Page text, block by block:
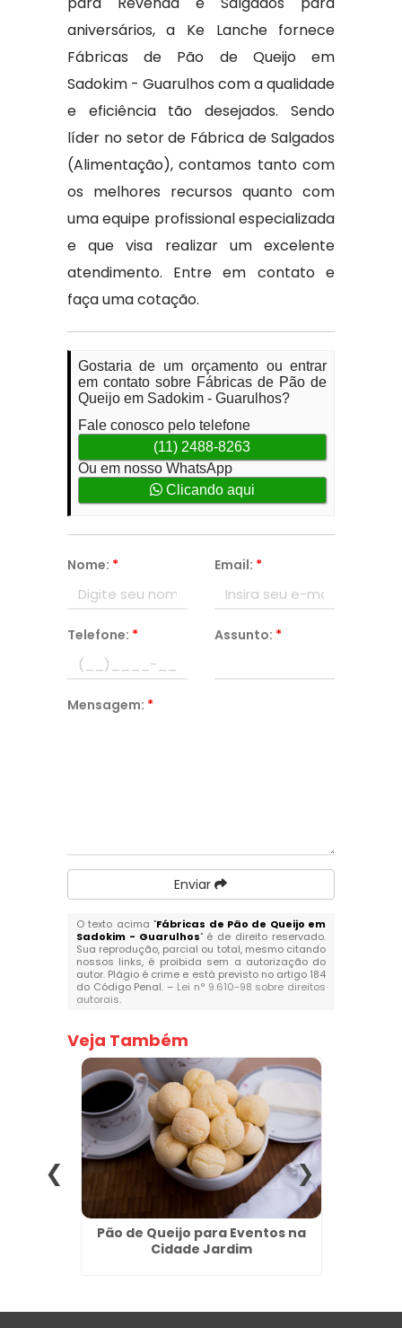
aniversários, a Ke Lanche fornece
Fábricas de Pão de Queijo em
Sadokim - Guarulhos com a qualidade
e eficiência tão desejados. Sendo
líder no setor de Fábrica de Salgados
(Alimentação), contamos tanto com
os melhores recursos quanto com
uma equipe profissional especializada
e que visa realizar um excelente
atendimento. Entre em contato e
faça uma cotação.
Gostaria de um orçamento ou entrar
em contato sobre Fábricas de Pão de
Queijo em Sadokim - Guarulhos?
Fale conosco pelo telefone
(11) 2488-8263
Ou em nosso WhatsApp
Clicando aqui
Nome: * Email: *
Telefone: * Assunto: *
Mensagem: *
Enviar
O texto acima "Fábricas de Pão de Queijo em
Sadokim - Guarulhos" é de direito reservado.
Sua reprodução, parcial ou total, mesmo citando
nossos links, é proibida sem a autorização do
autor. Plágio é crime e está previsto no artigo 184
do Código Penal. – Lei n° 9.610-98 sobre direitos
autorais.
Veja Também
Pão de Queijo para Eventos na
Cidade Jardim